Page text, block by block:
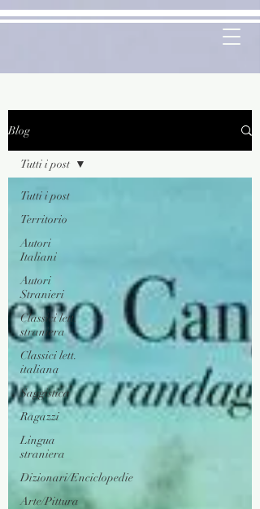
Blog
Tutti i post
Territorio
Autori
Italiani
Autori
Stranieri
Classici lett.
straniera
Classici lett.
italiana
Saggistica
Ragazzi
Lingua
straniera
Dizionari/Enciclopedie
Arte/Pittura
Tutti i post